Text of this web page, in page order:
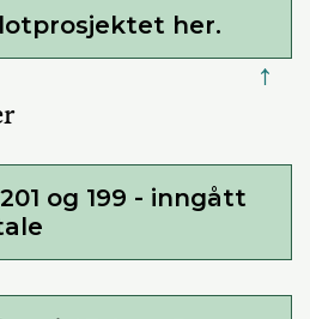
her.
↑
og 199 - inngått